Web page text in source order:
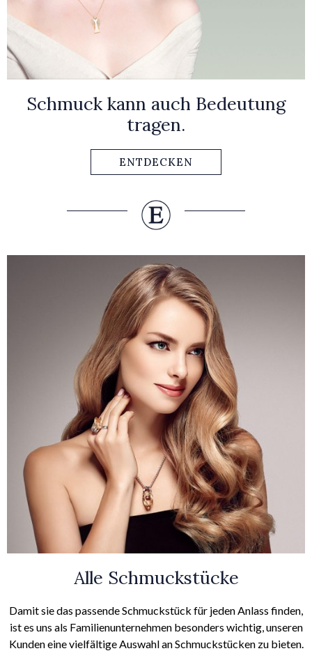
Schmuck kann auch Bedeutung
tragen.
ENTDECKEN
Alle Schmuckstücke
Damit sie das passende Schmuckstück für jeden Anlass finden,
ist es uns als Familienunternehmen besonders wichtig, unseren
Kunden eine vielfältige Auswahl an Schmuckstücken zu bieten.